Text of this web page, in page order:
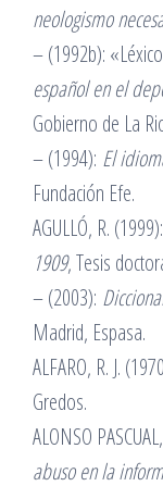
neologismo
– (1992b):
español en el
Gobierno de La
– (1994): El
Fundación Efe.
AGULLÓ, R. (1999):
1909, Tesis
– (2003):
Madrid, Espasa.
ALFARO, R. J.
Gredos.
ALONSO
abuso en la